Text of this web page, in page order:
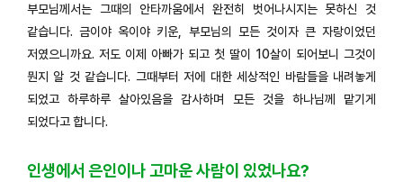
부모님께서는 그때의 안타까움에서 완전히 벗어나시지는 못하신 것
같습니다. 금이야 옥이야 키운, 부모님의 모든 것이자 큰 자랑이었던
저였으니까요. 저도 이제 아빠가 되고 첫 딸이 10살이 되어보니 그것이
뭔지 알 것 같습니다. 그때부터 저에 대한 세상적인 바람들을 내려놓게
되었고 하루하루 살아있음을 감사하며 모든 것을 하나님께 맡기게
되었다고 합니다.
인생에서 은인이나 고마운 사람이 있었나요?